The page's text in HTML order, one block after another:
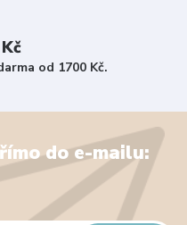
od 1700 Kč.
do e-mailu: